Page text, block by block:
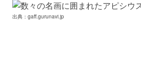
出典：gaff.gurunavi.jp